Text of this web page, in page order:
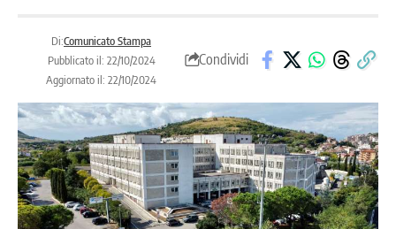
Di:Comunicato Stampa
Pubblicato il: 22/10/2024
Aggiornato il: 22/10/2024
Condividi